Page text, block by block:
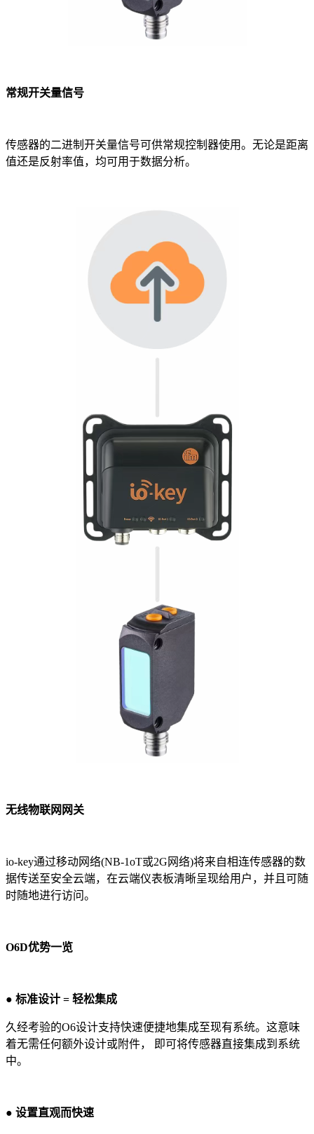
常规开关量信号
传感器的二进制开关量信号可供常规控制器使用。无论是距离
值还是反射率值，均可用于数据分析。
无线物联网网关
io-key通过移动网络(NB-1oT或2G网络)将来自相连传感器的数
据传送至安全云端，在云端仪表板清晰呈现给用户，并且可随
时随地进行访问。
O6D优势一览
● 标准设计 = 轻松集成
久经考验的O6设计支持快速便捷地集成至现有系统。这意味
着无需任何额外设计或附件， 即可将传感器直接集成到系统
中。
● 设置直观而快速